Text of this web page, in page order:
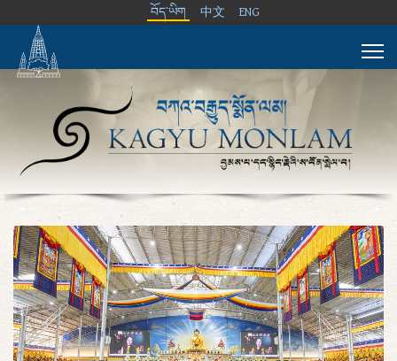
བོད་ཡིག 中文 ENG